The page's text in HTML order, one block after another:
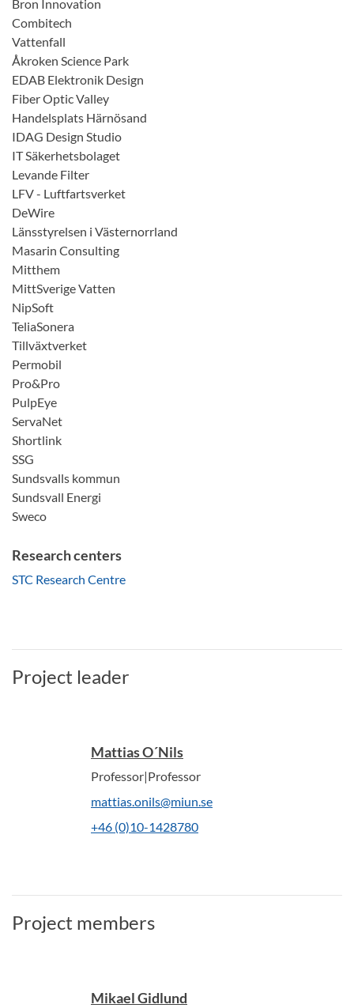
Bron Innovation
Combitech
Vattenfall
Åkroken Science Park
EDAB Elektronik Design
Fiber Optic Valley
Handelsplats Härnösand
IDAG Design Studio
IT Säkerhetsbolaget
Levande Filter
LFV - Luftfartsverket
DeWire
Länsstyrelsen i Västernorrland
Masarin Consulting
Mitthem
MittSverige Vatten
NipSoft
TeliaSonera
Tillväxtverket
Permobil
Pro&Pro
PulpEye
ServaNet
Shortlink
SSG
Sundsvalls kommun
Sundsvall Energi
Sweco
Research centers
STC Research Centre
Project leader
Mattias O´Nils
Professor|Professor
mattias.onils@miun.se
+46 (0)10-1428780
Project members
Mikael Gidlund